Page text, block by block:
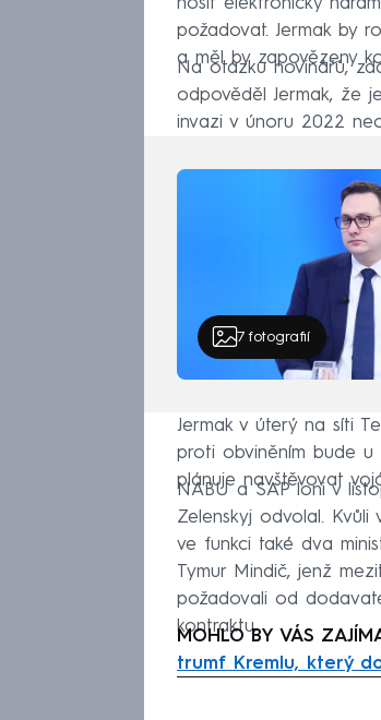
nosit elektronický
požadovat. Jermak by
a měl by zapovězeny
Na otázku novinářů,
odpověděl Jermak, že
invazi v únoru 2022
7 fotografií
Jermak v úterý na síti
proti obviněním bude u
plánuje navštěvovat
NABU a SAP loni v
Zelenskyj odvolal. Kvůli
ve funkci také dva
Tymur Mindič, jenž
požadovali od
kontraktu.
MOHLO BY VÁS
trumf Kremlu, který